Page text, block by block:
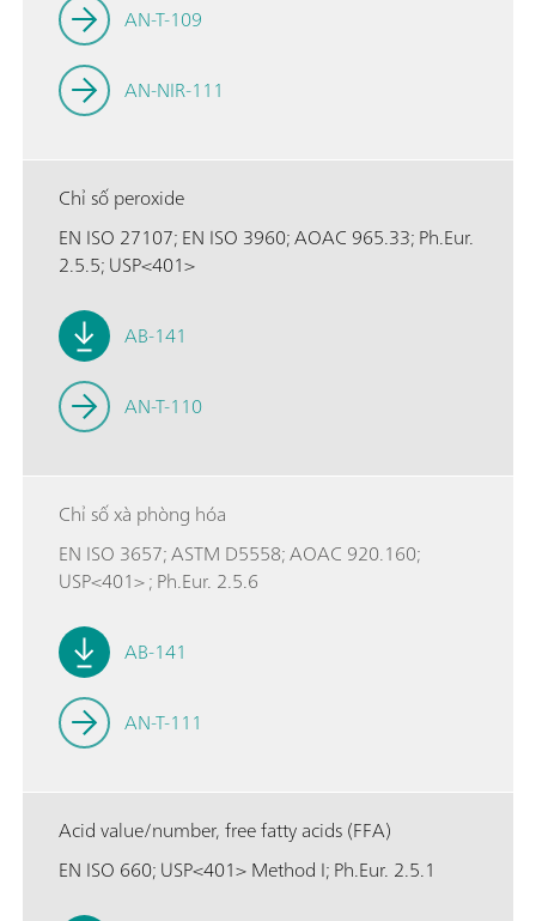
AN-T-109
AN-NIR-111
Chỉ số peroxide
EN ISO 27107; EN ISO 3960; AOAC 965.33; Ph.Eur.
2.5.5; USP<401>
AB-141
AN-T-110
Chỉ số xà phòng hóa
EN ISO 3657; ASTM D5558; AOAC 920.160;
USP<401> ; Ph.Eur. 2.5.6
AB-141
AN-T-111
Acid value/number, free fatty acids (FFA)
EN ISO 660; USP<401> Method I; Ph.Eur. 2.5.1